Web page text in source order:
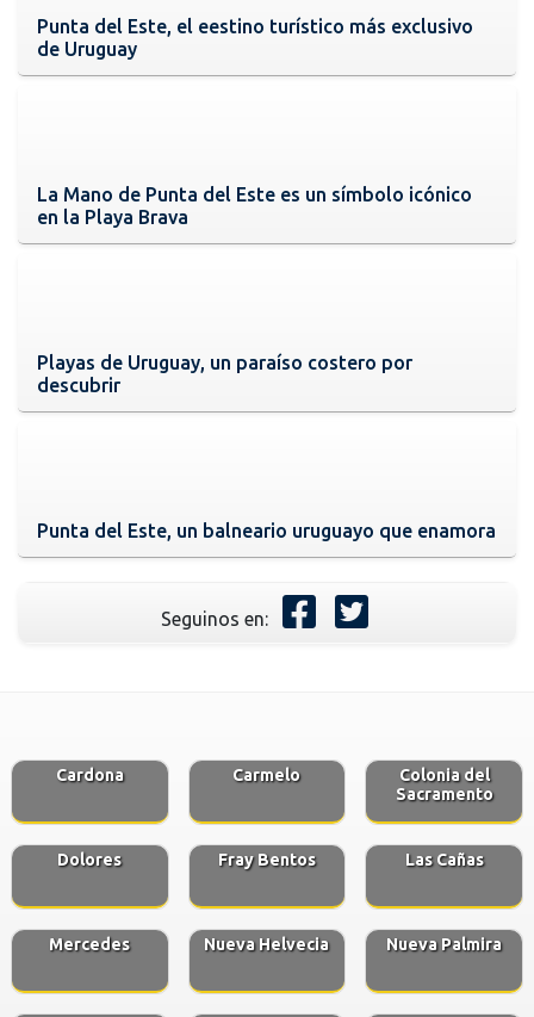
Punta del Este, el eestino turístico más exclusivo
de Uruguay
La Mano de Punta del Este es un símbolo icónico
en la Playa Brava
Playas de Uruguay, un paraíso costero por
descubrir
Punta del Este, un balneario uruguayo que enamora
Seguinos en:
Cardona Carmelo
Colonia del
Sacramento
Dolores Fray Bentos Las Cañas
Mercedes Nueva Helvecia Nueva Palmira